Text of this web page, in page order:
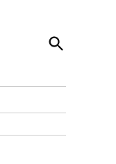
Open
Search